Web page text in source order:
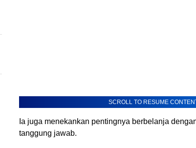
SCROLL TO RESUME
Ia juga menekankan pentingnya berbelanja
tanggung jawab.